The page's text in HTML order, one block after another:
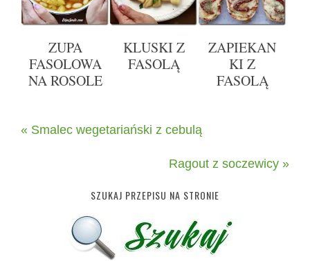
ZUPA
FASOLOWA
NA ROSOLE
KLUSKI Z
FASOLĄ
ZAPIEKAN
KI Z
FASOLĄ
« Smalec wegetariański z cebulą
Ragout z soczewicy »
SZUKAJ PRZEPISU NA STRONIE